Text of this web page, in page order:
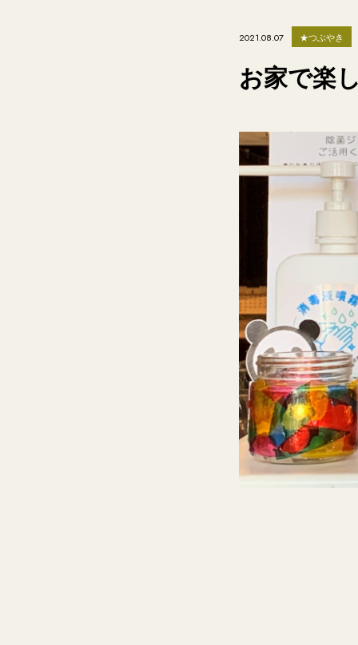
2021.08.07 ★つぶやき
お家で楽